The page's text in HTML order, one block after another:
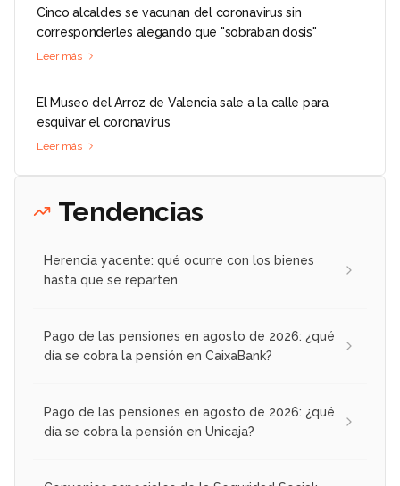
Cinco alcaldes se vacunan del coronavirus sin
corresponderles alegando que "sobraban dosis"
Leer más
El Museo del Arroz de Valencia sale a la calle para
esquivar el coronavirus
Leer más
Tendencias
Herencia yacente: qué ocurre con los bienes
hasta que se reparten
Pago de las pensiones en agosto de 2026: ¿qué
día se cobra la pensión en CaixaBank?
Pago de las pensiones en agosto de 2026: ¿qué
día se cobra la pensión en Unicaja?